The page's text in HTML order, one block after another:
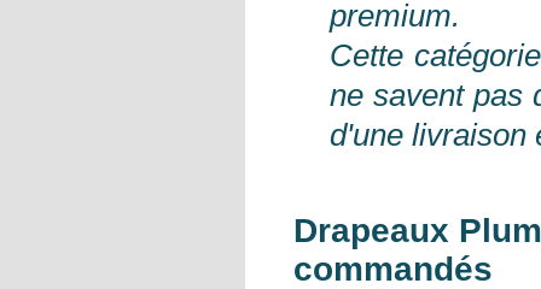
premium.
Cette
ne savent pas
d'une livraison
Drapeaux
commandés